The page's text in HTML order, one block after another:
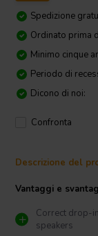
Spedizione
Ordinato prima
Minimo cinque
Periodo di
Dicono di noi:
Confronta
Descrizione del
Vantaggi e
Correct drop-
speakers